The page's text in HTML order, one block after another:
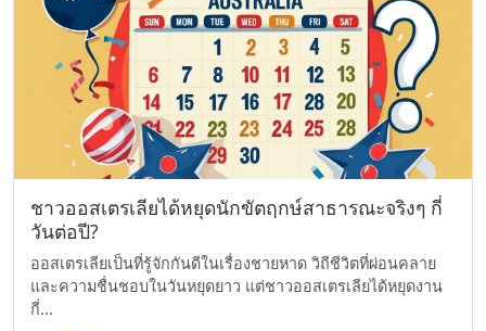
ชาวออสเตรเลียได้หยุดนักขัตฤกษ์สาธารณะจริงๆ กี่
วันต่อปี?
ออสเตรเลียเป็นที่รู้จักกันดีในเรื่องชายหาด วิถีชีวิตที่ผ่อนคลาย
และความชื่นชอบในวันหยุดยาว แต่ชาวออสเตรเลียได้หยุดงาน
กี่...